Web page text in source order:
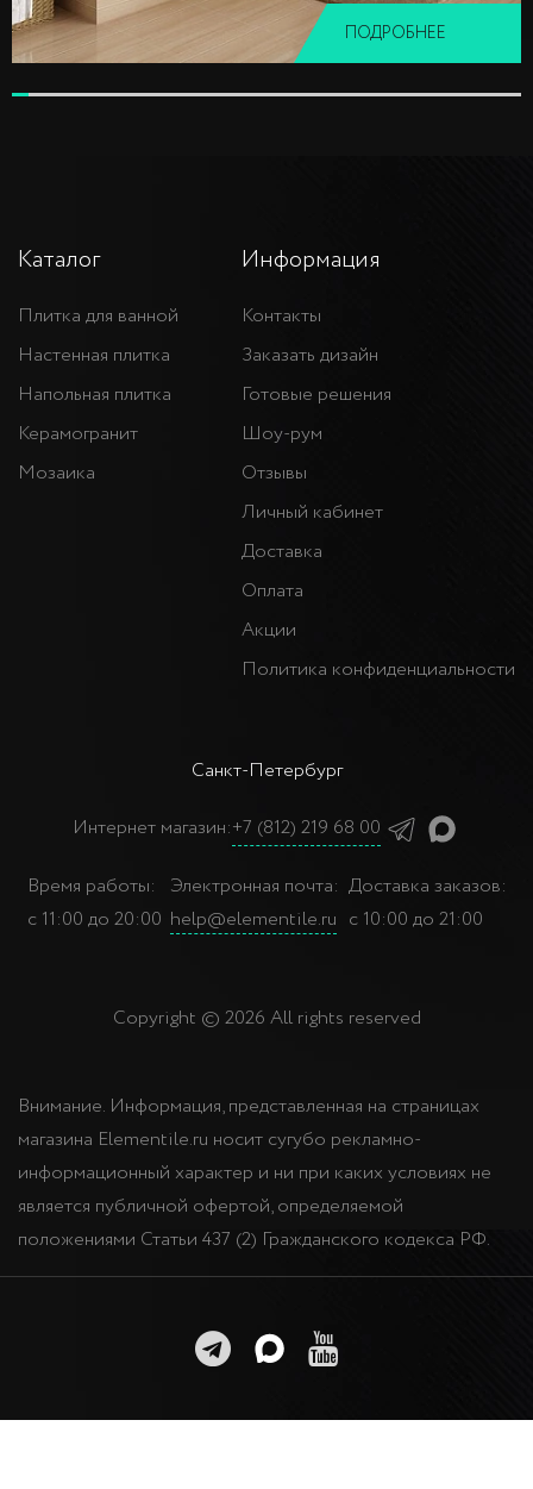
ПОДРОБНЕЕ
Санкт-Петербург
Интернет магазин:+7 (812) 219 68 00
Время работы:
с 11:00 до 20:00
Электронная почта:
help@elementile.ru
Доставка заказов:
с 10:00 до 21:00
Каталог
Плитка для ванной
Настенная плитка
Напольная плитка
Керамогранит
Мозаика
Информация
Контакты
Заказать дизайн
Готовые решения
Шоу-рум
Отзывы
Личный кабинет
Доставка
Оплата
Акции
Политика конфиденциальности
Copyright © 2026 All rights reserved
Внимание. Информация, представленная на страницах
магазина Elementile.ru носит сугубо рекламно-
информационный характер и ни при каких условиях не
является публичной офертой, определяемой
положениями Статьи 437 (2) Гражданского кодекса РФ.